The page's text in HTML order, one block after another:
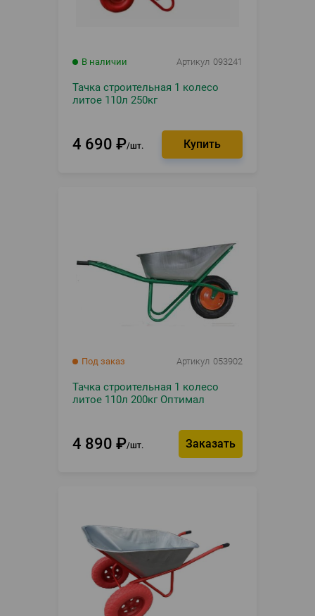
В наличии Артикул 093241
Тачка строительная 1 колесо
литое 110л 250кг
4 690 ₽ шт.
Под заказ Артикул 053902
Тачка строительная 1 колесо
литое 110л 200кг Оптимал
4 890 ₽ шт. Заказать